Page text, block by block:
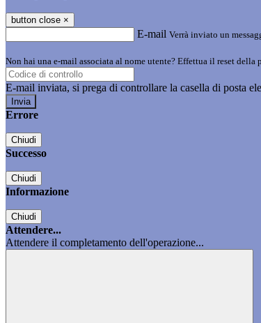
button close ×
E-mail Verrà inviato un
Non hai una e-mail associata al nome utente? Effettua il reset della
E-mail inviata, si prega di controllare la casella di posta
Errore
Chiudi
Successo
Chiudi
Informazione
Chiudi
Attendere...
Attendere il completamento dell'operazione...